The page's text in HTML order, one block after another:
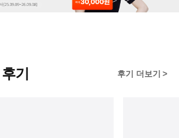
기 후기 더보기